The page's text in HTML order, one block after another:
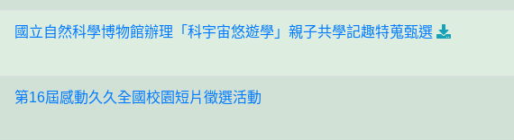
國立自然科學博物館辦理「科宇宙悠遊學」親子共學記趣特蒐甄選
第16屆感動久久全國校園短片徵選活動